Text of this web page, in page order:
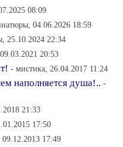
08:09
04.06.2026 18:59
25.10.2024 22:34
20:53
- мистика, 26.04.2017 11:24
наполняется душа!.. -
21:33
17:50
09.12.2013 17:49